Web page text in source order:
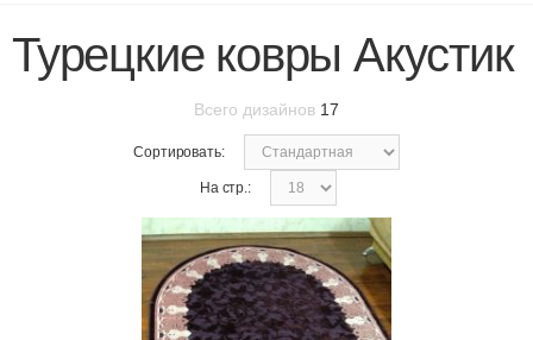
Турецкие ковры Акустик
Всего дизайнов 17
Сортировать:
На стр.: